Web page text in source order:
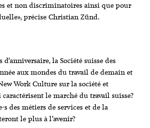
et non discriminatoires ainsi que pour
précise Christian Zünd.
la Société suisse des
aux mondes du travail de demain et
Work Culture sur la société et
le marché du travail suisse?
des métiers de services et de la
le plus à l’avenir?